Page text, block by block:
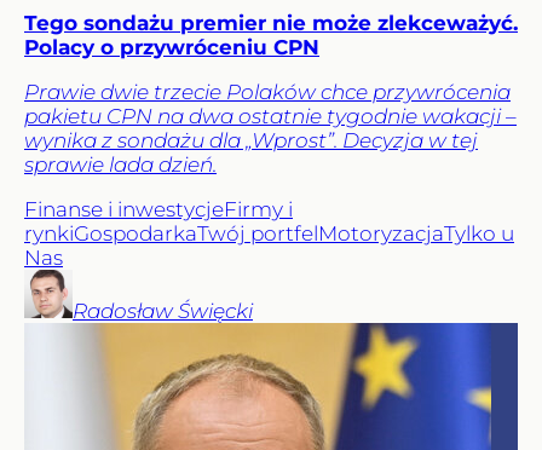
Tego sondażu premier nie może zlekceważyć.
Polacy o przywróceniu CPN
Prawie dwie trzecie Polaków chce przywrócenia
pakietu CPN na dwa ostatnie tygodnie wakacji –
wynika z sondażu dla „Wprost”. Decyzja w tej
sprawie lada dzień.
Finanse i inwestycjeFirmy i
rynkiGospodarkaTwój portfelMotoryzacjaTylko u
Nas
Radosław Święcki